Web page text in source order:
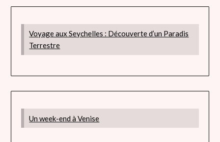
Voyage aux Seychelles : Découverte d’un Paradis
Terrestre
Un week-end à Venise